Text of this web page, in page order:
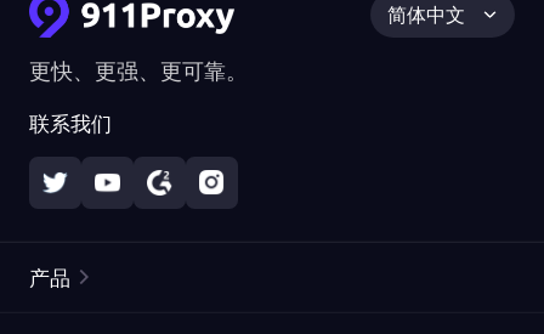
更快、更强、更可靠。
联系我们
简体中文
产品